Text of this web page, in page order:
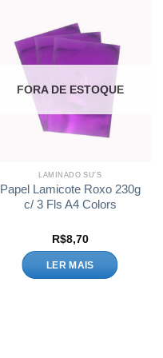
FORA DE ESTOQUE
LAMINADO SU'S
Papel Lamicote Roxo 230g
c/ 3 Fls A4 Colors
R$8,70
LER MAIS